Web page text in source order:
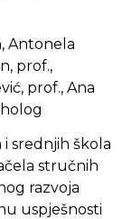
Antonela
prof.,
prof., Ana
srednjih škola
stručnih
razvoja
uspješnosti